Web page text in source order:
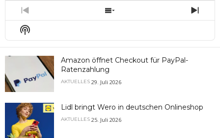
Previous
Episode
Show
Episodes
Next
Show
Podcast
Information
Amazon öffnet Checkout für PayPal-
Ratenzahlung
AKTUELLES 29. Juli 2026
Lidl bringt Wero in deutschen Onlineshop
AKTUELLES 25. Juli 2026